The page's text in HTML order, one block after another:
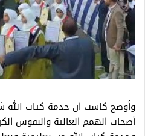
وأوضح كاسب ان خدمة كتاب الله
أصحاب الهمم العالية والنفوس